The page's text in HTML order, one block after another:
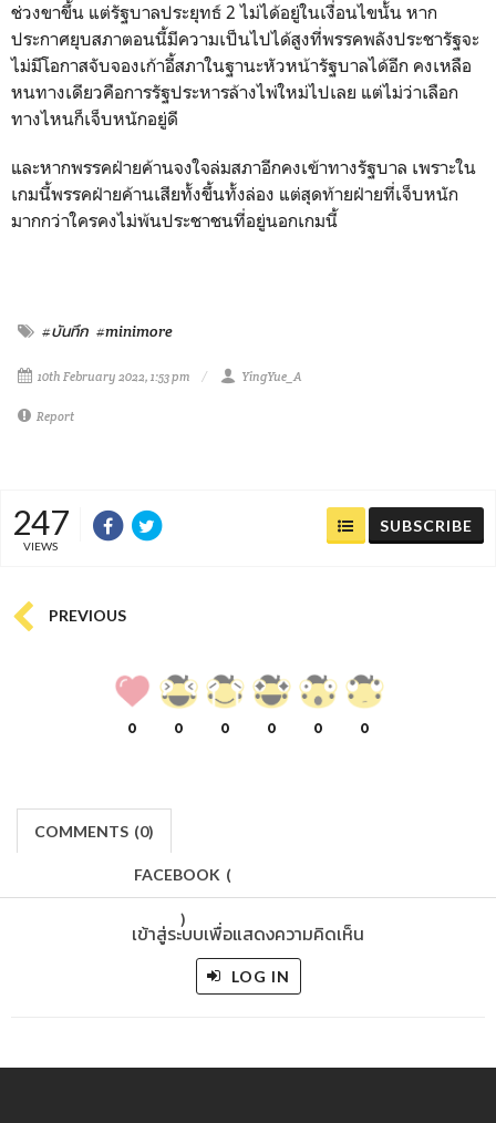
ช่วงขาขึ้น แต่รัฐบาลประยุทธ์ 2 ไม่ได้อยู่ในเงื่อนไขนั้น หาก
ประกาศยุบสภาตอนนี้มีความเป็นไปได้สูงที่พรรคพลังประชารัฐจะ
ไม่มีโอกาสจับจองเก้าอี้สภาในฐานะหัวหน้ารัฐบาลได้อีก คงเหลือ
หนทางเดียวคือการรัฐประหารล้างไพ่ใหม่ไปเลย แต่ไม่ว่าเลือก
ทางไหนก็เจ็บหนักอยู่ดี
และหากพรรคฝ่ายค้านจงใจล่มสภาอีกคงเข้าทางรัฐบาล เพราะใน
เกมนี้พรรคฝ่ายค้านเสียทั้งขึ้นทั้งล่อง แต่สุดท้ายฝ่ายที่เจ็บหนัก
มากกว่าใครคงไม่พ้นประชาชนที่อยู่นอกเกมนี้
#บันทึก #minimore
10th February 2022, 1:53 pm YingYue_A
Report
247
VIEWS
SUBSCRIBE
PREVIOUS
0 0 0 0 0 0
COMMENTS (0)
FACEBOOK (
)
เข้าสู่ระบบเพื่อแสดงความคิดเห็น
LOG IN